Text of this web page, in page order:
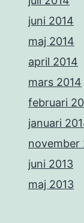
juni 2014
maj 2014
april 2014
mars 2014
februari
januari
november
juni 2013
maj 2013